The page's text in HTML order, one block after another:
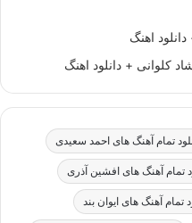
اهنگ
+ دانلود اهنگ
تمام آهنگ های احمد سعیدی
تمام آهنگ های افشین آذری
تمام آهنگ های ایوان بند